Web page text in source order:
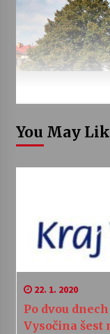
You May
22. 1. 2020
Po dvou
Vysočina šest